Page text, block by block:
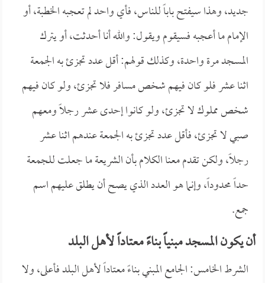
جديد، وهذا سيفتح باباً للناس، فأي واحد لم تعجبه الخطبة، أو
الإمام ما أعجبه فسيقوم ويقول: والله أنا أحدثت، أو يترك
المسجد مرة واحدة، وكذلك قولهم: أقل عدد تجزئ به الجمعة
اثنا عشر فلو كان فيهم شخص مسافر فلا تجزئ، ولو كان فيهم
شخص مملوك لا تجزئ، ولو كانوا إحدى عشر رجلاً ومعهم
صبي لا تجزئ، فأقل عدد تجزئ به الجمعة عندهم اثنا عشر
رجلاً، ولكن تقدم معنا الكلام بأن الشريعة ما جعلت للجمعة
حداً محدوداً، وإنما هو العدد الذي يصح أن يطلق عليهم اسم
جمع.
أن يكون المسجد مبنياً بناءً معتاداً لأهل البلد
الشرط الخامس: الجامع المبني بناءً معتاداً لأهل البلد فأعلى، ولا